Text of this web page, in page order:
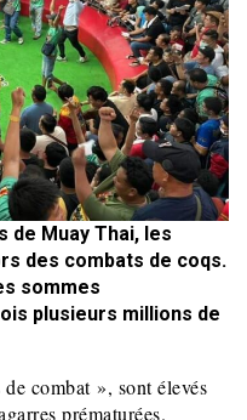
de Muay Thai, les
des combats de coqs.
sommes
plusieurs millions de
combat », sont élevés
prématurées.